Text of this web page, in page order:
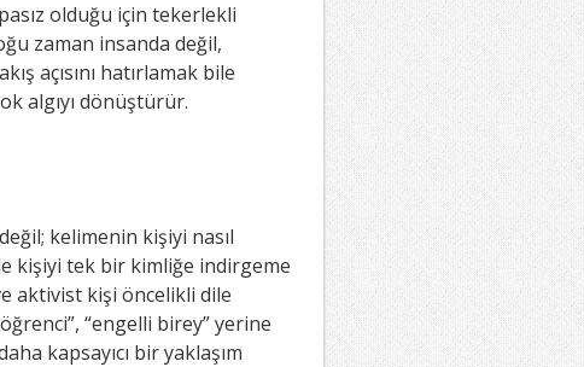
olduğu için tekerlekli
zaman insanda değil,
açısını hatırlamak bile
algıyı dönüştürür.
kelimenin kişiyi nasıl
kişiyi tek bir kimliğe indirgeme
aktivist kişi öncelikli dile
“engelli birey” yerine
kapsayıcı bir yaklaşım